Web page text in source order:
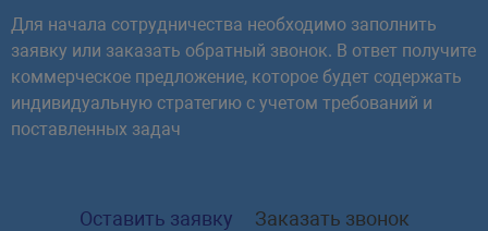
Для начала сотрудничества необходимо заполнить
заявку или заказать обратный звонок. В ответ получите
коммерческое предложение, которое будет содержать
индивидуальную стратегию с учетом требований и
поставленных задач
Оставить заявку Заказать звонок